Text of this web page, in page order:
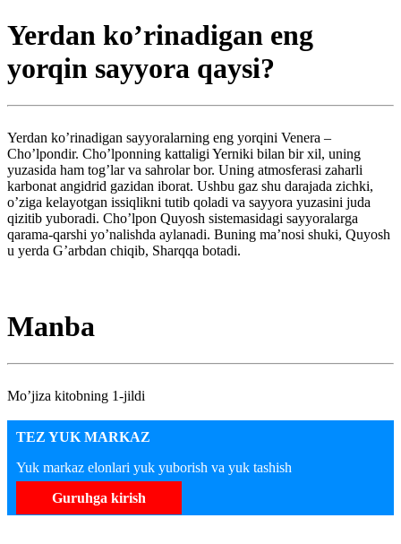
Yerdan ko’rinadigan eng
yorqin sayyora qaysi?
Yerdan ko’rinadigan sayyoralarning eng yorqini Venera –
Cho’lpondir. Cho’lponning kattaligi Yerniki bilan bir xil, uning
yuzasida ham tog’lar va sahrolar bor. Uning atmosferasi zaharli
karbonat angidrid gazidan iborat. Ushbu gaz shu darajada zichki,
o’ziga kelayotgan issiqlikni tutib qoladi va sayyora yuzasini juda
qizitib yuboradi. Cho’lpon Quyosh sistemasidagi sayyoralarga
qarama-qarshi yo’nalishda aylanadi. Buning ma’nosi shuki, Quyosh
u yerda G’arbdan chiqib, Sharqqa botadi.
Manba
Mo’jiza kitobning 1-jildi
TEZ YUK MARKAZ
Yuk markaz elonlari yuk yuborish va yuk tashish
Guruhga kirish